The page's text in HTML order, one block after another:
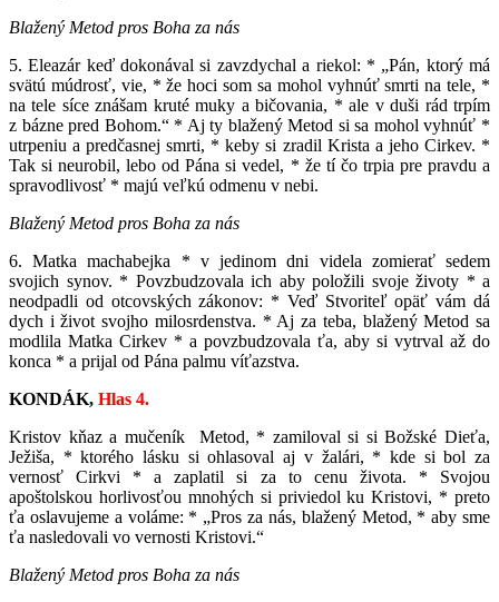
Blažený Metod pros Boha za nás
5. Eleazár keď dokonával si zavzdychal a riekol: * „Pán, ktorý má
svätú múdrosť, vie, * že hoci som sa mohol vyhnúť smrti na tele, *
na tele síce znášam kruté muky a bičovania, * ale v duši rád trpím
z bázne pred Bohom.“ * Aj ty blažený Metod si sa mohol vyhnúť *
utrpeniu a predčasnej smrti, * keby si zradil Krista a jeho Cirkev. *
Tak si neurobil, lebo od Pána si vedel, * že tí čo trpia pre pravdu a
spravodlivosť * majú veľkú odmenu v nebi.
Blažený Metod pros Boha za nás
6. Matka machabejka * v jedinom dni videla zomierať sedem
svojich synov. * Povzbudzovala ich aby položili svoje životy * a
neodpadli od otcovských zákonov: * Veď Stvoriteľ opäť vám dá
dych i život svojho milosrdenstva. * Aj za teba, blažený Metod sa
modlila Matka Cirkev * a povzbudzovala ťa, aby si vytrval až do
konca * a prijal od Pána palmu víťazstva.
KONDÁK, Hlas 4.
Kristov kňaz a mučeník Metod, * zamiloval si si Božské Dieťa,
Ježiša, * ktorého lásku si ohlasoval aj v žalári, * kde si bol za
vernosť Cirkvi * a zaplatil si za to cenu života. * Svojou
apoštolskou horlivosťou mnohých si priviedol ku Kristovi, * preto
ťa oslavujeme a voláme: * „Pros za nás, blažený Metod, * aby sme
ťa nasledovali vo vernosti Kristovi.“
Blažený Metod pros Boha za nás